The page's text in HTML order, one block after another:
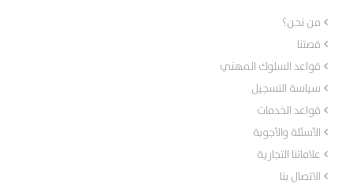
من نحن؟
قصتنا
قواعد السلوك المهني
سياسة التسجيل
قواعد الخدمات
الأسئلة والأجوبة
علاماتنا التجارية
الاتصال بنا